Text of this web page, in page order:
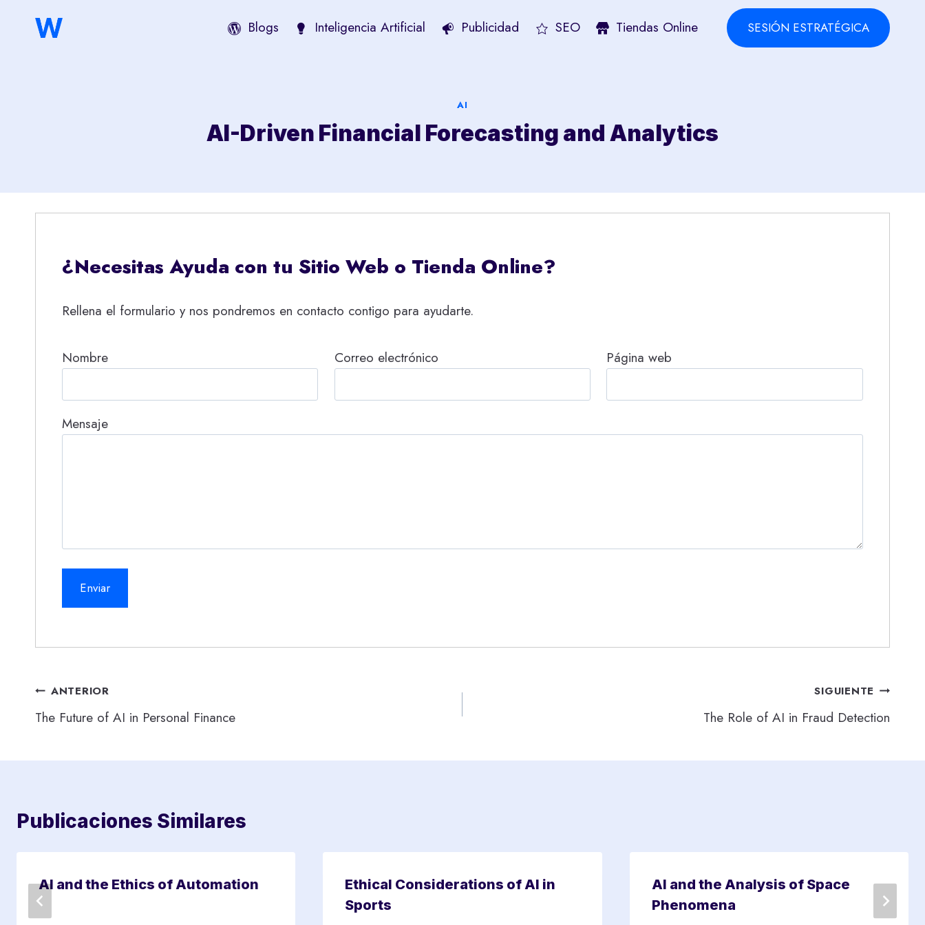
Blogs Inteligencia Artificial Publicidad SEO Tiendas Online SESIÓN ESTRATÉGICA
AI
AI-Driven Financial Forecasting and Analytics
¿Necesitas Ayuda con tu Sitio Web o Tienda Online?
Rellena el formulario y nos pondremos en contacto contigo para ayudarte.
Nombre Correo electrónico Página web
Mensaje
Navegación
de
ANTERIOR
The Future of AI in Personal Finance
SIGUIENTE
The Role of AI in Fraud Detection
Publicaciones Similares
AI and the Ethics of Automation
Ethical Considerations of AI in
Sports
AI and the Analysis of Space
Phenomena